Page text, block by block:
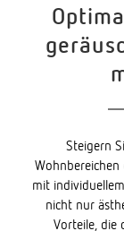
Steigern
Wohnbereichen
mit
nicht nur
Vorteile, die